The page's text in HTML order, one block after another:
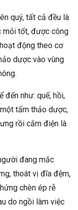
quý, tất cả đều là
mỏi tốt, được công
động theo cơ
dược vào vùng
đến như: quế, hồi,
tấm thảo dược,
rồi cắm điện là
đang mắc
thoát vị đĩa đệm,
chèn ép rễ
do ngồi làm việc